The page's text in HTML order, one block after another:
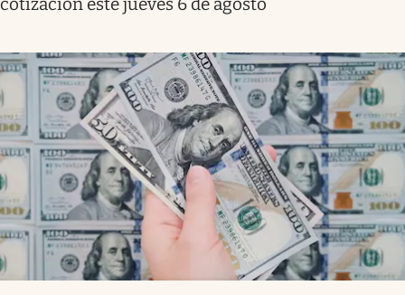
cotización este jueves 6 de agosto